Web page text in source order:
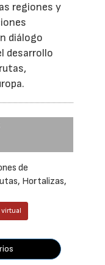
regiones y
diálogo
desarrollo
de
Hortalizas,